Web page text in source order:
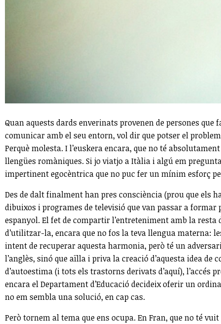
Quan aquests dards enverinats provenen de persones que
comunicar amb el seu entorn, vol dir que potser el
Perquè molesta. I l’euskera encara, que no té
llengües romàniques. Si jo viatjo a Itàlia i algú em
impertinent egocèntrica que no puc fer un mínim esforç
Des de dalt finalment han pres consciència (prou que els
dibuixos i programes de televisió que van passar a formar
espanyol. El fet de compartir l’entreteniment amb la
d’utilitzar-la, encara que no fos la teva llengua materna:
intent de recuperar aquesta harmonia, però té un
l’anglès, sinó que aïlla i priva la creació d’aquesta idea
d’autoestima (i tots els trastorns derivats d’aquí), l’accés
encara el Departament d’Educació decideix oferir un
no em sembla una solució, en cap cas.
Però tornem al tema que ens ocupa. En Fran, que no té